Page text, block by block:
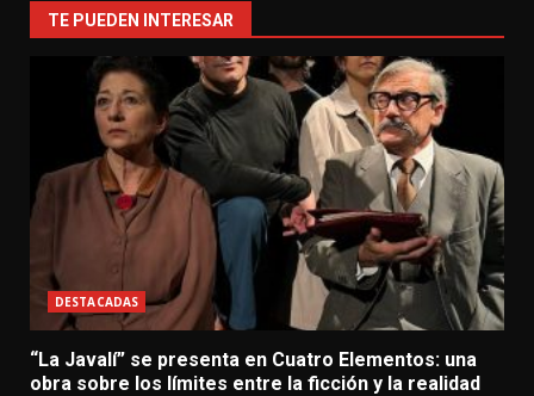
TE PUEDEN INTERESAR
DESTACADAS
“La Javalí” se presenta en Cuatro Elementos: una
obra sobre los límites entre la ficción y la realidad